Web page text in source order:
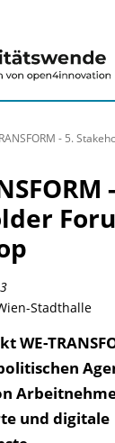
- 5.
Stadthalle
WE-
und digitale